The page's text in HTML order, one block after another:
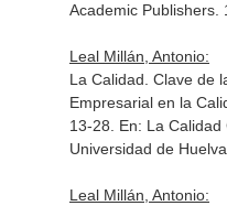
Academic Publishers.
Leal Millán, Antonio:
La Calidad. Clave de
Empresarial en la
13-28. En: La Calidad
Universidad de
Leal Millán, Antonio: